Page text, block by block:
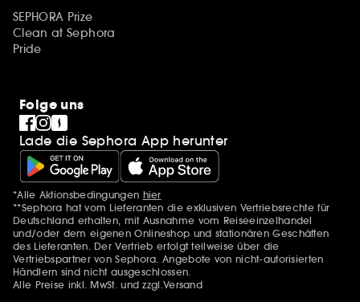
SEPHORA Prize
Clean at Sephora
Pride
Folge uns
Lade die Sephora App herunter
Zusätzlich Erwähnungen
*Alle Aktionsbedingungen hier
**Sephora hat vom Lieferanten die exklusiven Vertriebsrechte für
Deutschland erhalten, mit Ausnahme vom Reiseeinzelhandel
und/oder dem eigenen Onlineshop und stationären Geschäften
des Lieferanten. Der Vertrieb erfolgt teilweise über die
Vertriebspartner von Sephora. Angebote von nicht-autorisierten
Händlern sind nicht ausgeschlossen.
Alle Preise inkl. MwSt. und zzgl.Versand